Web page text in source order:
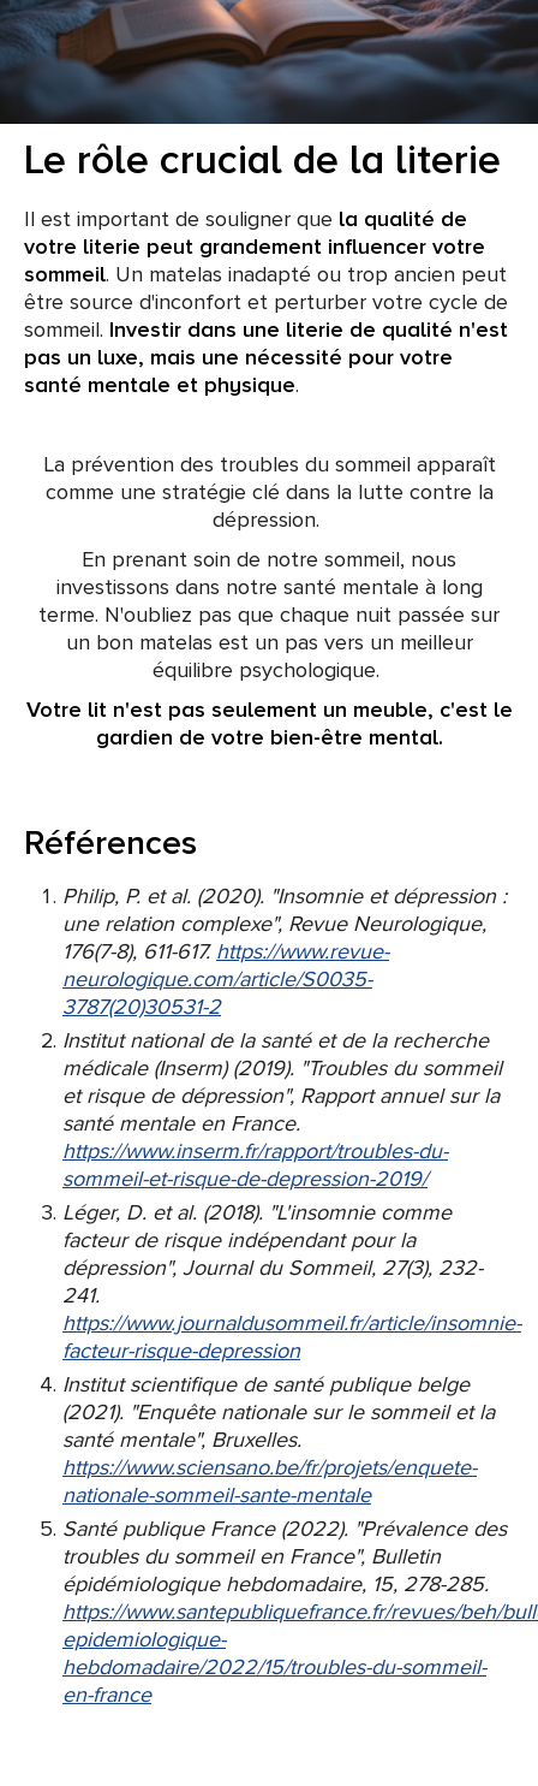
Le rôle crucial de la literie
Il est important de souligner que la qualité de
votre literie peut grandement influencer votre
sommeil. Un matelas inadapté ou trop ancien peut
être source d'inconfort et perturber votre cycle de
sommeil. Investir dans une literie de qualité n'est
pas un luxe, mais une nécessité pour votre
santé mentale et physique.
La prévention des troubles du sommeil apparaît
comme une stratégie clé dans la lutte contre la
dépression.
En prenant soin de notre sommeil, nous
investissons dans notre santé mentale à long
terme. N'oubliez pas que chaque nuit passée sur
un bon matelas est un pas vers un meilleur
équilibre psychologique.
Votre lit n'est pas seulement un meuble, c'est le
gardien de votre bien-être mental.
Références
Philip, P. et al. (2020). "Insomnie et dépression :
une relation complexe", Revue Neurologique,
176(7-8), 611-617. https://www.revue-
neurologique.com/article/S0035-
3787(20)30531-2
Institut national de la santé et de la recherche
médicale (Inserm) (2019). "Troubles du sommeil
et risque de dépression", Rapport annuel sur la
santé mentale en France.
https://www.inserm.fr/rapport/troubles-du-
sommeil-et-risque-de-depression-2019/
Léger, D. et al. (2018). "L'insomnie comme
facteur de risque indépendant pour la
dépression", Journal du Sommeil, 27(3), 232-
241.
https://www.journaldusommeil.fr/article/insomnie-
facteur-risque-depression
Institut scientifique de santé publique belge
(2021). "Enquête nationale sur le sommeil et la
santé mentale", Bruxelles.
https://www.sciensano.be/fr/projets/enquete-
nationale-sommeil-sante-mentale
Santé publique France (2022). "Prévalence des
troubles du sommeil en France", Bulletin
épidémiologique hebdomadaire, 15, 278-285.
https://www.santepubliquefrance.fr/revues/beh/
epidemiologique-
hebdomadaire/2022/15/troubles-du-sommeil-
en-france